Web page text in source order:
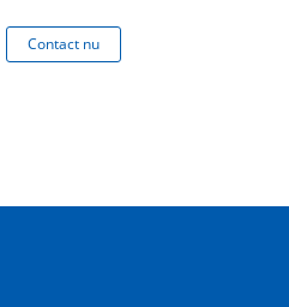
7778 7779
Contact nu